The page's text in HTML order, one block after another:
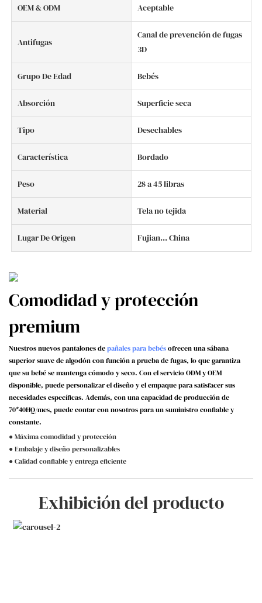
OEM & ODM Aceptable
Antifugas
Canal de prevención de fugas
3D
Grupo De Edad Bebés
Absorción Superficie seca
Tipo Desechables
Característica Bordado
Peso 28 a 45 libras
Material Tela no tejida
Lugar De Origen Fujian... China
Comodidad y protección
premium
Nuestros nuevos pantalones depañales para bebésofrecen una sábana
superior suave de algodón con función a prueba de fugas, lo que garantiza
que su bebé se mantenga cómodo y seco. Con el servicio ODM y OEM
disponible, puede personalizar el diseño y el empaque para satisfacer sus
necesidades específicas. Además, con una capacidad de producción de
70*40HQ/mes, puede contar con nosotros para un suministro confiable y
constante.
● Máxima comodidad y protección
● Embalaje y diseño personalizables
● Calidad confiable y entrega eficiente
Exhibición del producto